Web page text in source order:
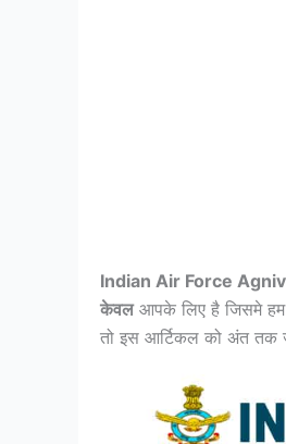
Indian Air Force
केवलआपके लिए है जिसमे हम
तो इस आर्टिकल को अंत तक